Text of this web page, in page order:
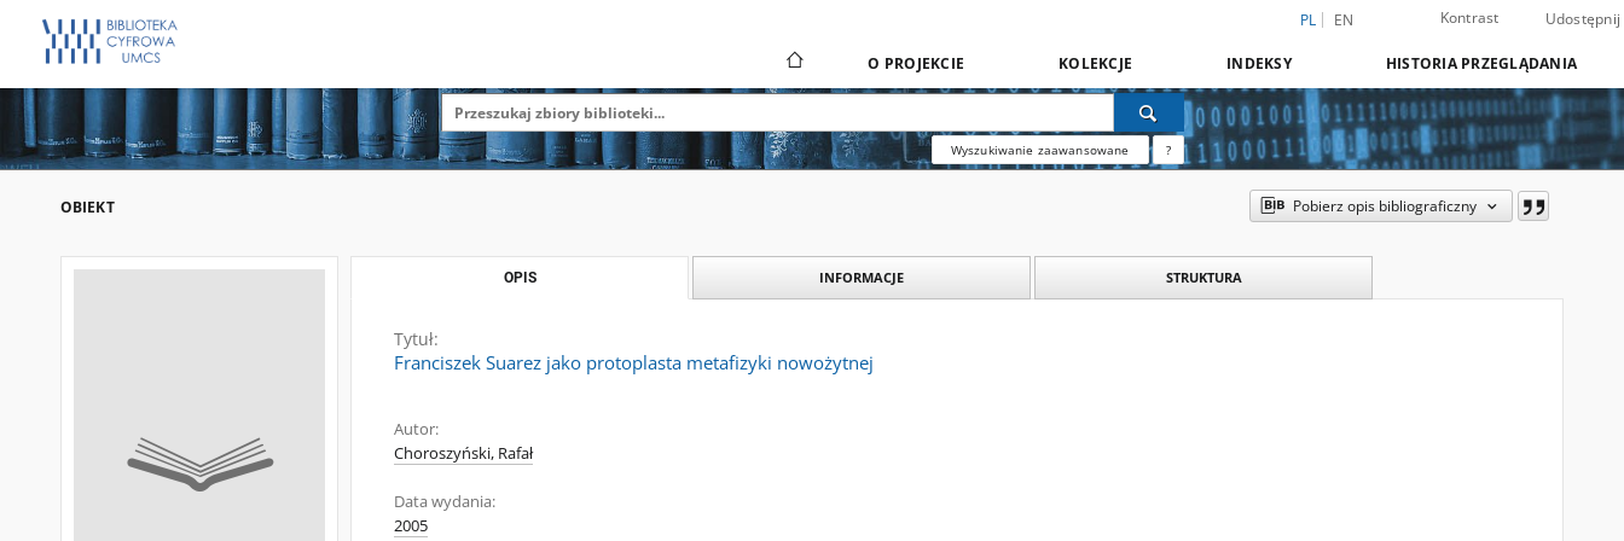
PL EN Kontrast Udostępnij
O PROJEKCIE KOLEKCJE INDEKSY HISTORIA PRZEGLĄDANIA
Wyszukiwanie zaawansowane ?
OBIEKT Pobierz opis bibliograficzny
OPIS INFORMACJE STRUKTURA
Tytuł:
Franciszek Suarez jako protoplasta metafizyki nowożytnej
Autor:
Choroszyński, Rafał
Data wydania:
2005